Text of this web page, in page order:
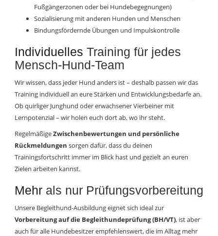
Fußgängerzonen oder bei Hundebegegnungen)
Sozialisierung mit anderen Hunden und Menschen
Bindungsfördernde Übungen und Impulskontrolle
Individuelles Training für jedes
Mensch-Hund-Team
Wir wissen, dass jeder Hund anders ist – deshalb passen wir das
Training individuell an eure Stärken und Entwicklungsbedarfe an.
Ob quirliger Junghund oder erwachsener Vierbeiner mit
Lernpotenzial – wir holen euch dort ab, wo ihr steht.
RegelmäßigeZwischenbewertungen und persönliche
Rückmeldungen sorgen dafür, dass du deinen
Trainingsfortschritt immer im Blick hast und gezielt an euren
Zielen arbeiten kannst.
Mehr als nur Prüfungsvorbereitung
Unsere Begleithund-Ausbildung eignet sich ideal zur
Vorbereitung auf die Begleithundeprüfung (BH/VT), ist aber
auch für alle Hundebesitzer empfehlenswert, die im Alltag mehr